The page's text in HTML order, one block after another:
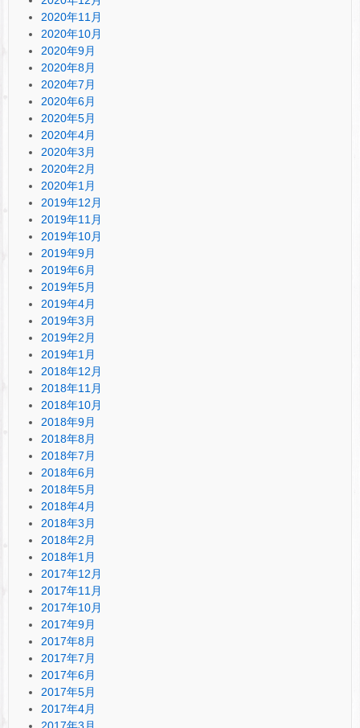
2020年11月
2020年10月
2020年9月
2020年8月
2020年7月
2020年6月
2020年5月
2020年4月
2020年3月
2020年2月
2020年1月
2019年12月
2019年11月
2019年10月
2019年9月
2019年6月
2019年5月
2019年4月
2019年3月
2019年2月
2019年1月
2018年12月
2018年11月
2018年10月
2018年9月
2018年8月
2018年7月
2018年6月
2018年5月
2018年4月
2018年3月
2018年2月
2018年1月
2017年12月
2017年11月
2017年10月
2017年9月
2017年8月
2017年7月
2017年6月
2017年5月
2017年4月
2017年3月